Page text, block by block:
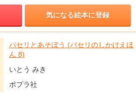
気になる絵本に登録
パセリとあそぼう (パセリのしかけえほ
ん 8)
いとう みき
ポプラ社